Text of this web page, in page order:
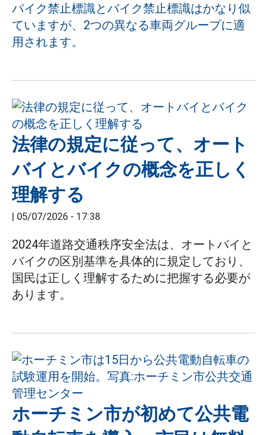
バイク禁止標識とバイク禁止標識はかなり似
ていますが、2つの異なる車両グループに適
用されます。
法律の規定に従って、オート
バイとバイクの概念を正しく
理解する
| 05/07/2026 - 17:38
2024年道路交通秩序安全法は、オートバイと
バイクの区別基準を具体的に規定しており、
国民は正しく理解するために把握する必要が
あります。
ホーチミン市が初めて公共電